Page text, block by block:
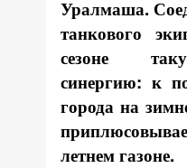
Уралмаша.
танкового
сезоне
синергию: к
города на
летнем газоне.